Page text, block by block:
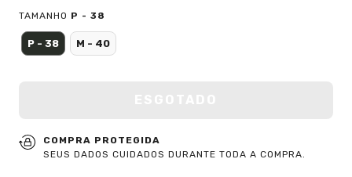
TAMANHO P - 38
P - 38 M - 40
COMPRA PROTEGIDA
SEUS DADOS CUIDADOS DURANTE TODA A COMPRA.